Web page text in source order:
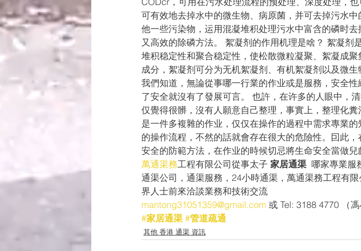
可有效地去掉水中的微生物、病原菌，并可去掉污水
他一些污染物，运用混凝堆积处理污水中富含的磷时
又高效的除磷方法。 絮凝剂的作用机理是啥？ 絮凝
堆积稳定性和聚合稳定性，使松散微粒凝聚、絮凝成
成分，絮凝剂可分为无机絮凝剂、有机絮凝剂以及微生
我們知道，無論從事哪一行業的作业或是服務，安全
了安全就沒有了發展可言。 也許，在许多的人眼中，
仅覺得很髒，沒有人願意自己整理，事實上，整理化
是一件多複雜的作业，仅仅在操作的過程中需求專業
的操作流程，不然的話就會存在很大的危險性。囙此
安全的防範方法，在作业的時候切忌將生命安全當做兒
萬通渠務工程有限公司從事太子 家居通渠
哪家專業服
通渠公司，通渠服務，24小時通渠，萬通渠務工程有
界人士前來洽談業務和技術交流
mantong31051359@gmail.com 或 Tel: 3188 4770 （
#家居通渠 #管道疏通
其他 香港 通渠 資訊